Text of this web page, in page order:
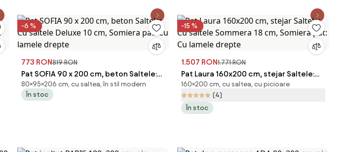
-6 %
773 RON819 RON
Pat SOFIA 90 x 200 cm, beton Saltele:
Cu saltele Deluxe 10 cm, Somiera pat:
Cu lamele drepte
80×95×206 cm, cu saltea, în stil modern
În stoc
-15 %
1.507 RON1.771 RON
Pat Laura 160x200 cm, stejar Saltele:
Cu saltele Sommera 18 cm, Somiera
pat: Cu lamele drepte
160×200 cm, cu saltea, cu picioare
(4)
În stoc